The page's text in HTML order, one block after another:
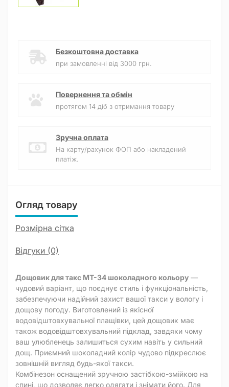
Безкоштовна доставка
при замовленні від 3000 грн.
Повернення та обмін
протягом 14 діб з отримання товару
Зручна оплата
На карту/рахунок ФОП або накладений
платіж.
Огляд товару
Розмірна сітка
Відгуки (0)
Дощовик для такс MT-34 шоколадного кольору —
чудовий варіант, що поєднує стиль і функціональність,
забезпечуючи надійний захист вашої такси у вологу і
дощову погоду. Виготовлений із якісної
водовідштовхувальної плащівки, цей дощовик має
також водовідштовхувальний підклад, завдяки чому
ваш улюбленець залишиться сухим навіть у сильний
дощ. Приємний шоколадний колір чудово підкреслює
зовнішній вигляд будь-якої такси.
Комбінезон оснащений зручною застібкою-змійкою на
спині, що дозволяє легко одягати і знімати його. Для